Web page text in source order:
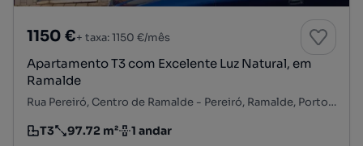
1150 €+ taxa: 1150 €/mês
Apartamento T3 com Excelente Luz Natural, em
Ramalde
Rua Pereiró, Centro de Ramalde - Pereiró, Ramalde, Porto, Porto
Tipologia
T3
Preço por metro quadrado
97.72 m²
Andar 1 andar